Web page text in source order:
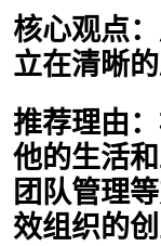
核心观点
立在清晰的
推荐理由
他的生活
团队管理
效组织的创